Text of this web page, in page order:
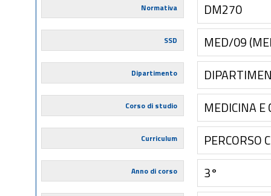
Normativa DM270
SSD MED/09
Dipartimento
Corso di studio MEDICINA E
Curriculum PERCORSO
Anno di corso 3°